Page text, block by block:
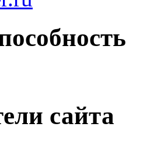
сайта